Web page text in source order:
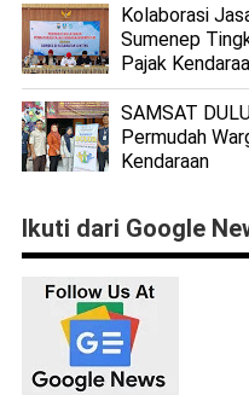
Kolaborasi
Sumenep
Pajak
SAMSAT
Permudah
Kendaraan
Ikuti dari Google